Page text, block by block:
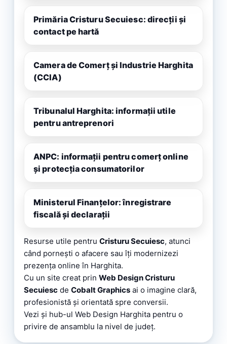
Primăria Cristuru Secuiesc: direcții și
contact pe hartă
Camera de Comerț și Industrie Harghita
(CCIA)
Tribunalul Harghita: informații utile
pentru antreprenori
ANPC: informații pentru comerț online
și protecția consumatorilor
Ministerul Finanțelor: înregistrare
fiscală și declarații
Resurse utile pentru Cristuru Secuiesc, atunci
când pornești o afacere sau îți modernizezi
prezența online în Harghita.
Cu un site creat prin Web Design Cristuru
Secuiesc de Cobalt Graphics ai o imagine clară,
profesionistă și orientată spre conversii.
Vezi și hub-ul Web Design Harghita pentru o
privire de ansamblu la nivel de județ.